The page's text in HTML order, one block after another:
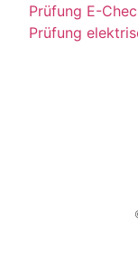
Prüfung E-
Prüfung